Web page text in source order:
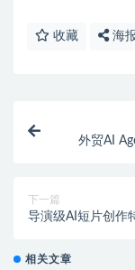
收藏 海
外贸AI
下一篇
导演级AI短片创作
相关文章